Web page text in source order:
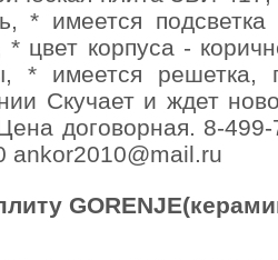
* имеется
* цвет корпуса -
* имеется решетка,
Скучает и ждет
договорная. 8-
ankor2010@mail.ru